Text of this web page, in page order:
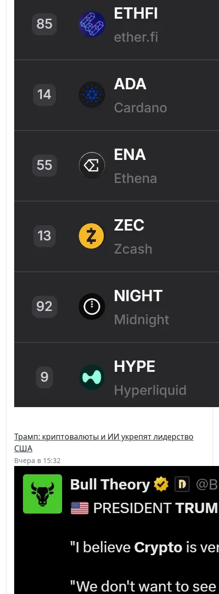
Трамп: криптовалюты и ИИ укрепят лидерство
США
Вчера в 15:32